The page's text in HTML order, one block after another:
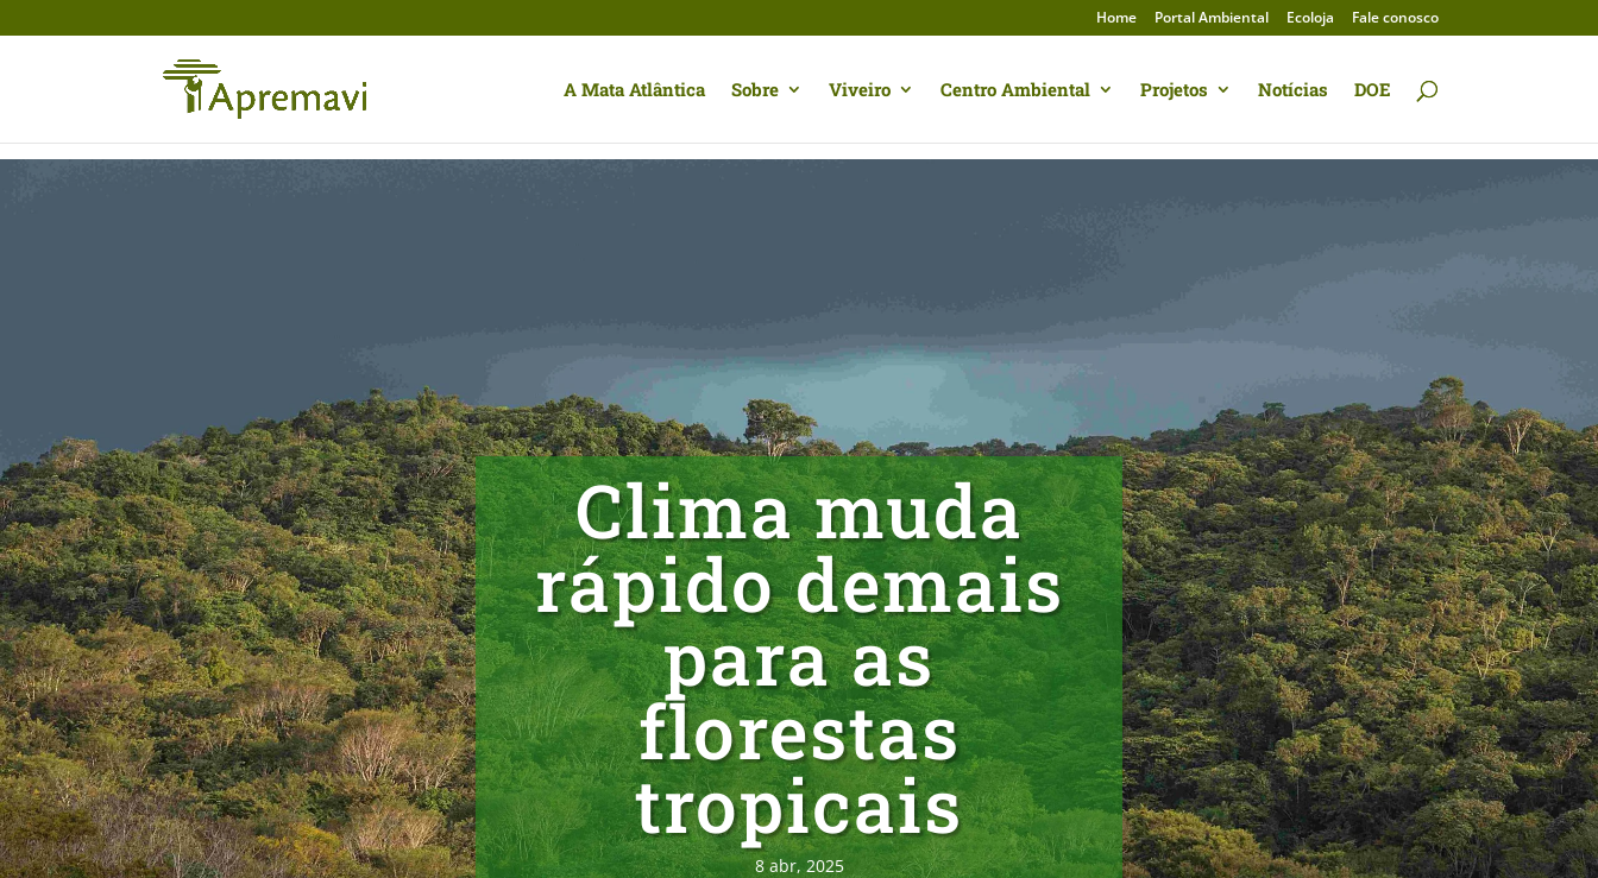
Home Portal Ambiental Ecoloja Fale conosco
A Mata Atlântica Sobre Viveiro Centro Ambiental Projetos Notícias DOE
Clima muda
rápido demais
para as
florestas
tropicais
8 abr, 2025